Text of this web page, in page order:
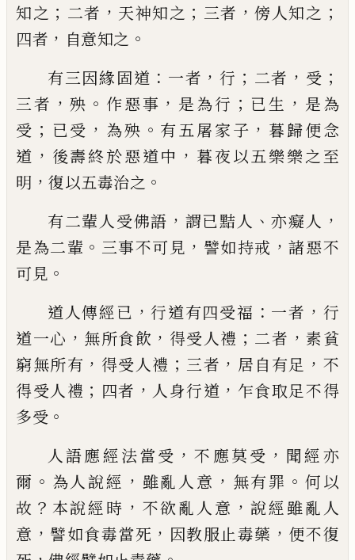
知之 ； 二者 ， 天神知之 ； 三者 ，傍人知之 ；
四者 ， 自意知之 。
有三因緣固道 ： 一者 ，行 ； 二者 ， 受 ；
三者 ，殃 。 作惡事 ， 是為行 ； 已生 ， 是為
受 ； 已受 ， 為殃 。 有五屠家子 ， 暮歸便念
道 ， 後壽終於惡道中 ， 暮夜以五樂樂之至
明 ， 復以五毒治之 。
有二輩人受佛語 ， 謂已黠人 、亦癡人 ，
是為二輩 。 三事不可見 ， 譬如持戒 ，諸惡不
可見 。
道人傳經已 ，行道有四受福 ： 一者 ， 行
道一心 ， 無所食飲 ， 得受人禮 ； 二者 ，素貧
窮無所有 ， 得受人禮 ； 三者 ， 居自有足 ， 不
得受人禮 ； 四者 ， 人身行道 ， 乍食取足不得
多受 。
人語應經法當受 ，不應莫受 ， 聞經亦
爾 。 為人說經 ， 雖亂人意 ， 無有罪 。 何以
故 ？ 本說經時 ， 不欲亂人意 ，說經雖亂人
意 ， 譬如食毒當死 ， 因教服止毒藥 ， 便不復